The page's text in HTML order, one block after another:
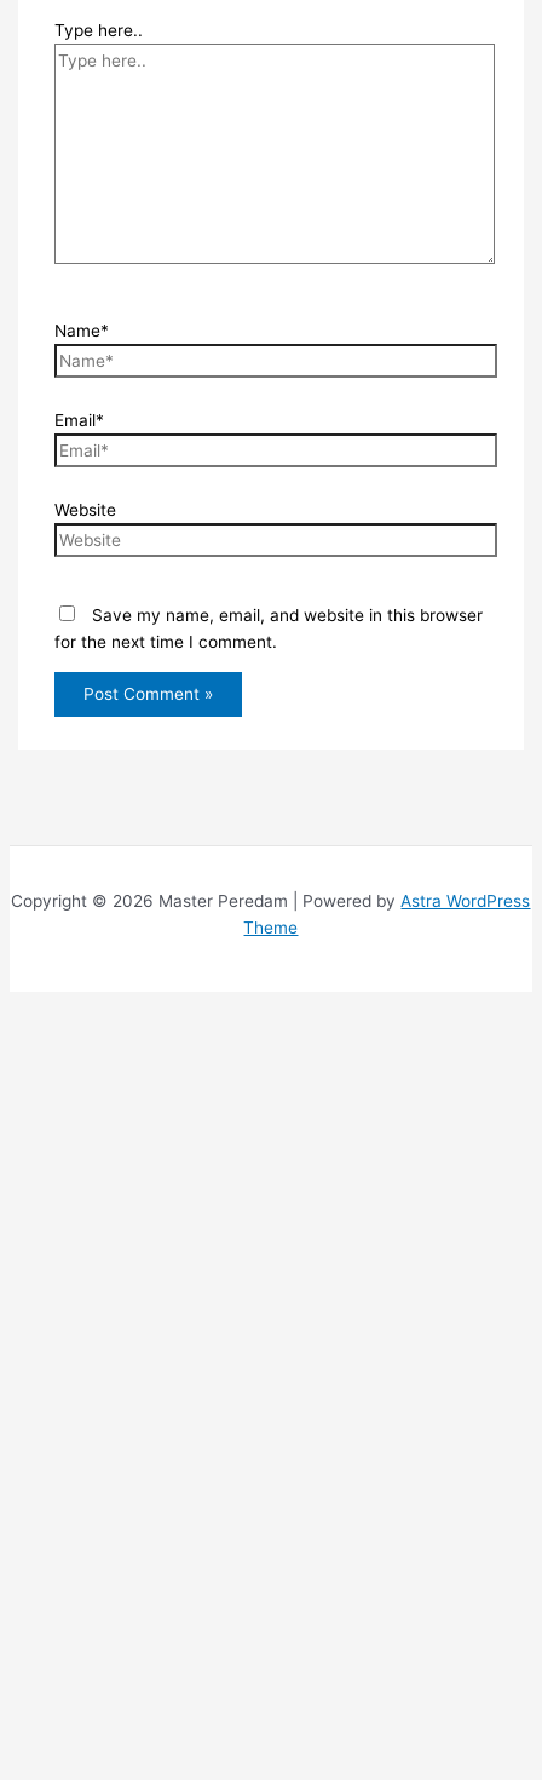
Type here..
Name*
Email*
Website
Save my name, email, and website in this browser
for the next time I comment.
Copyright © 2026 Master Peredam | Powered byAstra WordPress
Theme